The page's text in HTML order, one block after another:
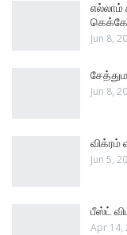
எல்லாம்
Jun 8,
Jun 8,
விக்ரம்
Jun 5,
பீஸ்ட்
Apr 14,